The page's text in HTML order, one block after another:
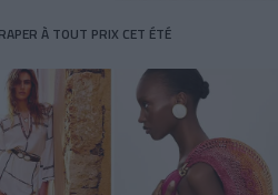
À TOUT PRIX CET ÉTÉ